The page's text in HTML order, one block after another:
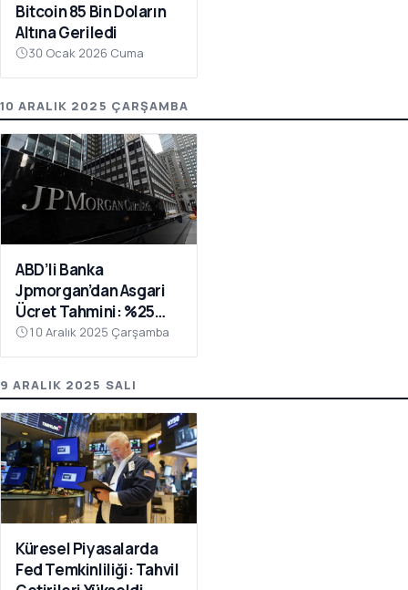
Bitcoin 85 Bin Doların
Altına Geriledi
30 Ocak 2026 Cuma
10 ARALIK 2025 ÇARŞAMBA
ABD’li Banka
Jpmorgan’dan Asgari
Ücret Tahmini: %25
Artış Bekleniyor
10 Aralık 2025 Çarşamba
9 ARALIK 2025 SALI
Küresel Piyasalarda
Fed Temkinliliği: Tahvil